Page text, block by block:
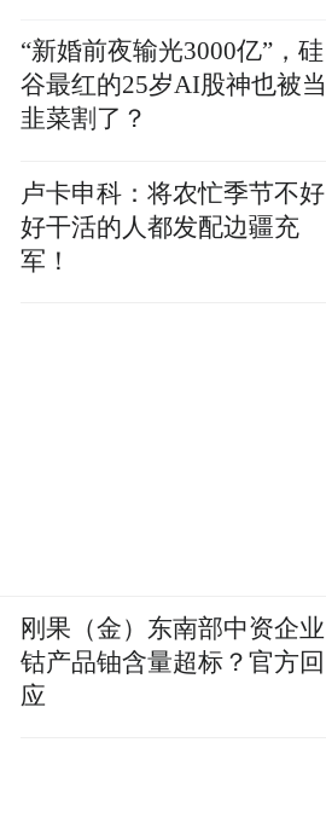
“新婚前夜输光3000亿”，硅
谷最红的25岁AI股神也被当
韭菜割了？
卢卡申科：将农忙季节不好
好干活的人都发配边疆充
军！
刚果（金）东南部中资企业
钴产品铀含量超标？官方回
应